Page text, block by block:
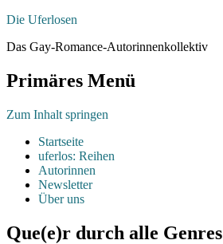
Die Uferlosen
Das Gay-Romance-Autorinnenkollektiv
Primäres Menü
Zum Inhalt springen
Startseite
uferlos: Reihen
Autorinnen
Newsletter
Über uns
Que(e)r durch alle Genres